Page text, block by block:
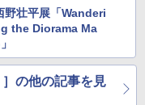
野壮平展「Wanderi
the Diorama Ma
］の他の記事を見